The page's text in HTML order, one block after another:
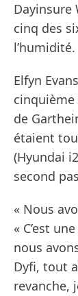
Dayinsure
cinq des
l’humidité.
Elfyn
cinquième
de
étaient
(Hyundai
second
« Nous
« C’est
nous
Dyfi, tout
revanche,